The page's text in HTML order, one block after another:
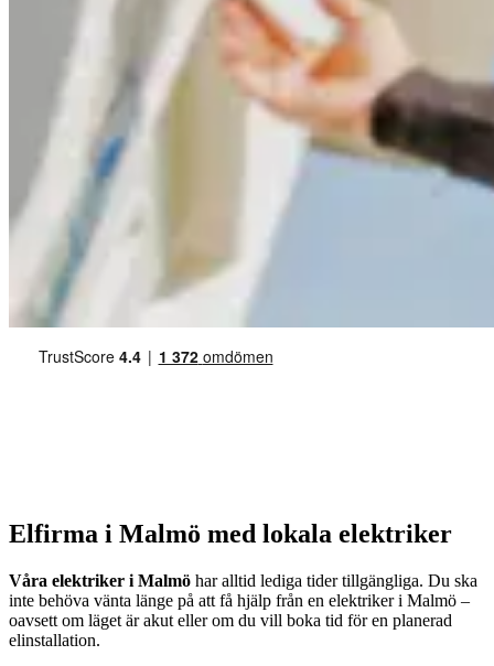
Elfirma i Malmö med lokala elektriker
Våra elektriker i Malmö har alltid lediga tider tillgängliga. Du ska
inte behöva vänta länge på att få hjälp från en elektriker i Malmö –
oavsett om läget är akut eller om du vill boka tid för en planerad
elinstallation.